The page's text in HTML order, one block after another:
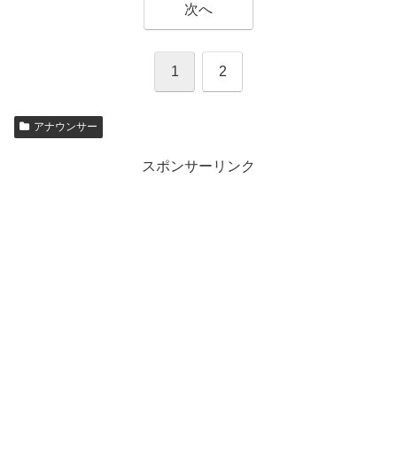
次へ
1 2
アナウンサー
スポンサーリンク